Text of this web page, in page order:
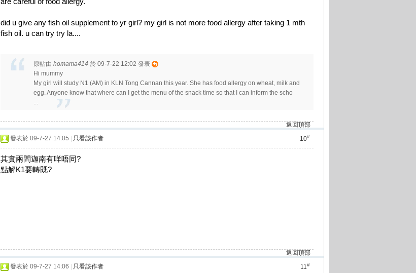
did u give any fish oil supplement to yr girl? my girl is not more food allergy after taking 1 mth
fish oil. u can try try la....
原帖由 homama414 於 09-7-22 12:02 發表
Hi mummy
My girl will study N1 (AM) in KLN Tong Cannan this year. She has food allergy on wheat, milk and
egg. Anyone know that where can I get the menu of the snack time so that I can inform the scho
...
返回頂部
10#
發表於 09-7-27 14:05 只看該作者
其實兩間迦南有咩唔同?
點解K1要轉既?
返回頂部
11#
發表於 09-7-27 14:06 只看該作者